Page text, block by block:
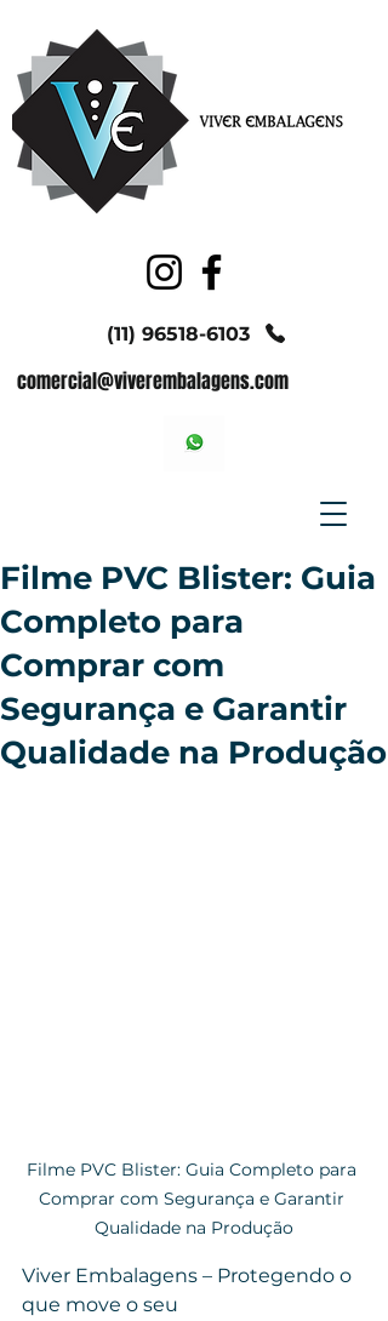
(11) 96518-6103
comercial@viverembalagens.com
Filme PVC Blister: Guia
Completo para
Comprar com
Segurança e Garantir
Qualidade na Produção
Filme PVC Blister: Guia Completo para
Comprar com Segurança e Garantir
Qualidade na Produção
Viver Embalagens – Protegendo o
que move o seu